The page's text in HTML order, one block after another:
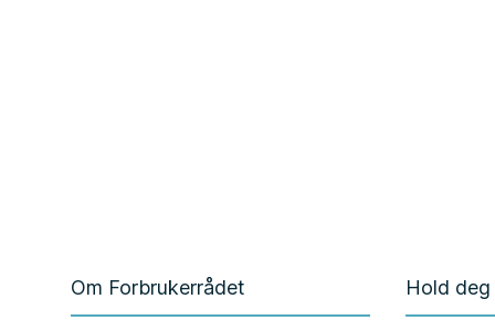
Om Forbrukerrådet Hold